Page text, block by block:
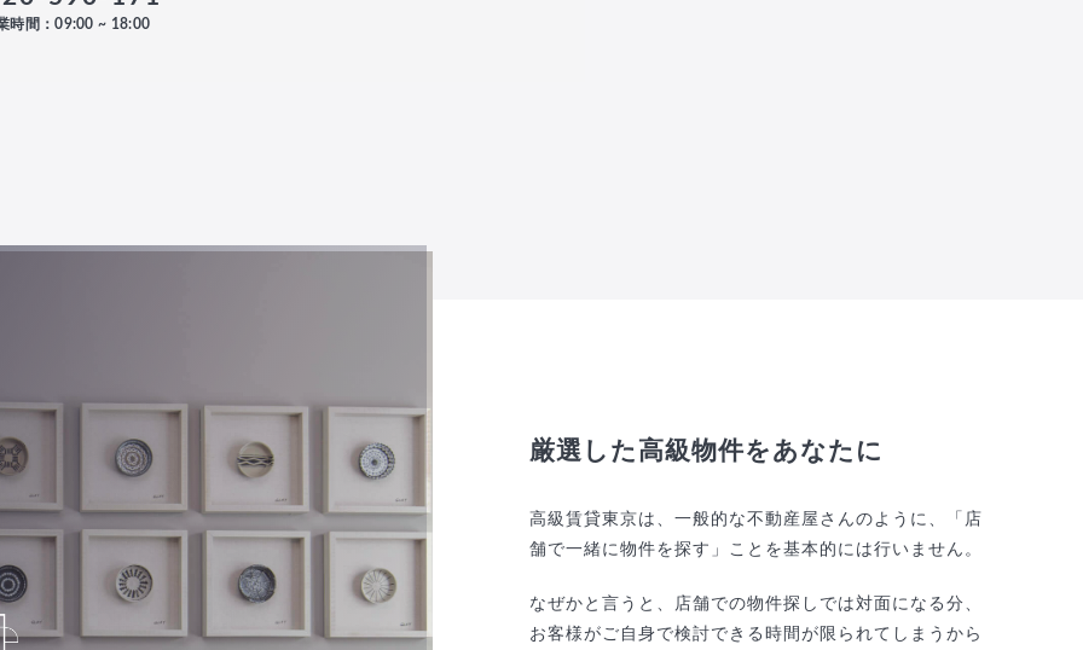
時間：09:00 ~ 18:00
厳選した高級物件をあなたに
高級賃貸東京は、一般的な不動産屋さんのように、「店
舗で一緒に物件を探す」ことを基本的には行いません。
なぜかと言うと、店舗での物件探しでは対面になる分、
お客様がご自身で検討できる時間が限られてしまうから